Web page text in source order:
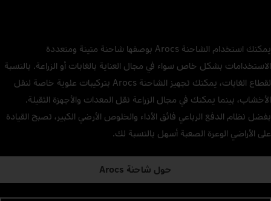
يمكنك استخدام الشاحنة Arocs بوصفها شاحنة متينة ومتعددة
الاستخدامات بشكل خاص سواء في مجال العناية بالغابات أو الزراعة. بالنسبة
لقطاع الغابات، يمكنك تجهيز الشاحنة Arocs بتركيبات علوية خاصة لنقل
الأخشاب، بينما يمكنك في مجال الزراعة نقل المعدات والأجهزة الثقيلة.
بفضل نظام الدفع الرباعي فائق الأداء والخلوص الأرضي الكبير، تصبح القيادة
على الأراضي الوعرة الصعبة أسهل بالنسبة لك.
حول شاحنة Arocs